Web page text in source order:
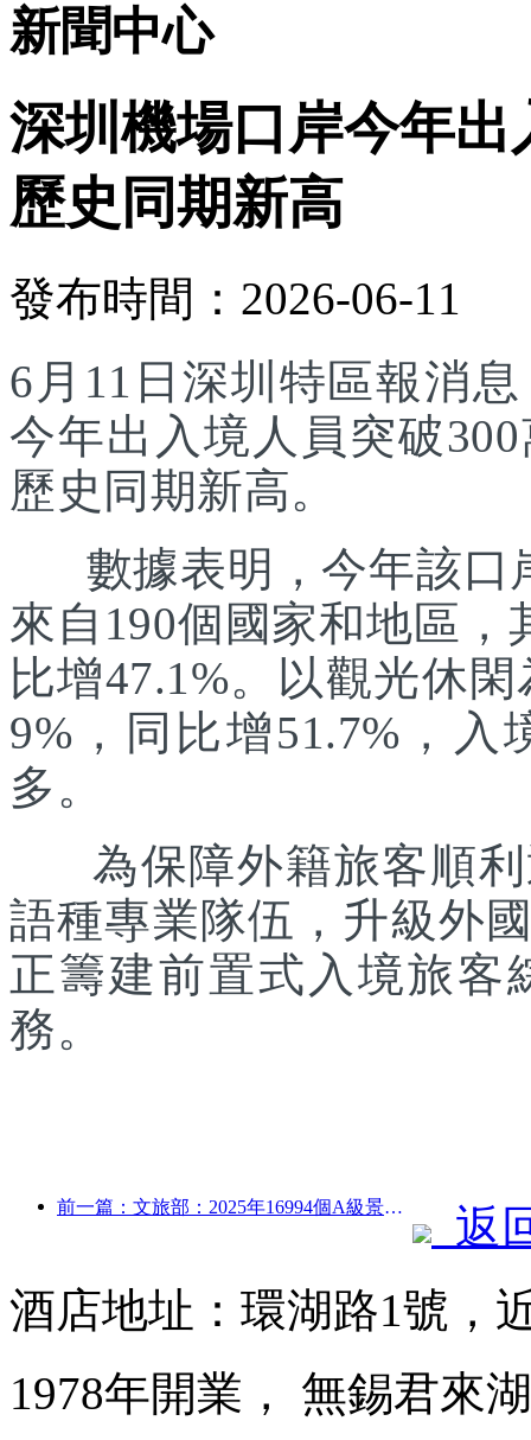
新聞中心
深圳機場口岸今年出
歷史同期新高
發布時間：2026-06-11
6月11日深圳特區報消
今年出入境人員突破
歷史同期新高。
數據表明，今年該口
來自190個國家和地區，
比增47.1%。以觀光休
9%，同比增51.7%，
多。
為保障外籍旅客順利
語種專業隊伍，升級外
正籌建前置式入境旅客
務。
前一篇：文旅部：2025年16994個A級景區接待游客75.1億人次，旅游收入5544.9億
返
酒店地址：環湖路1號，
1978年開業， 無錫君